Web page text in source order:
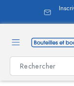
principal